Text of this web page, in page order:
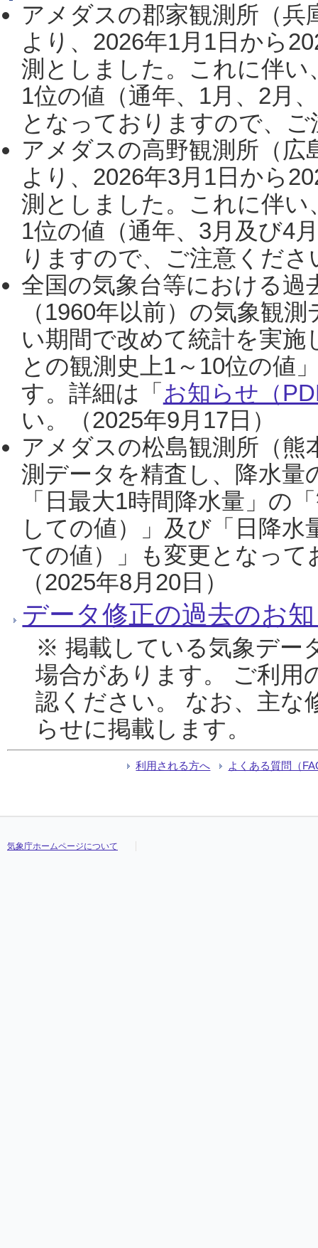
アメダスの郡家観測所（
より、2026年1月1日から
測としました。これに伴い
1位の値（通年、1月、2月
となっておりますので、
アメダスの高野観測所（
より、2026年3月1日から
測としました。これに伴い
1位の値（通年、3月及び4
りますので、ご注意くだ
全国の気象台等における過
（1960年以前）の気象観
い期間で改めて統計を実
との観測史上1～10位の値
す。詳細は「 お知らせ（
い。（2025年9月17日）
アメダスの松島観測所（熊
測データを精査し、降水
「日最大1時間降水量」の
しての値）」及び「日降
ての値）」も変更となっ
（2025年8月20日）
データ修正の過去のお
※ 掲載している気象デー
場合があります。 ご利用
認ください。 なお、主な
らせに掲載します。
利用される方へ よくある質問（
気象庁ホームページについて